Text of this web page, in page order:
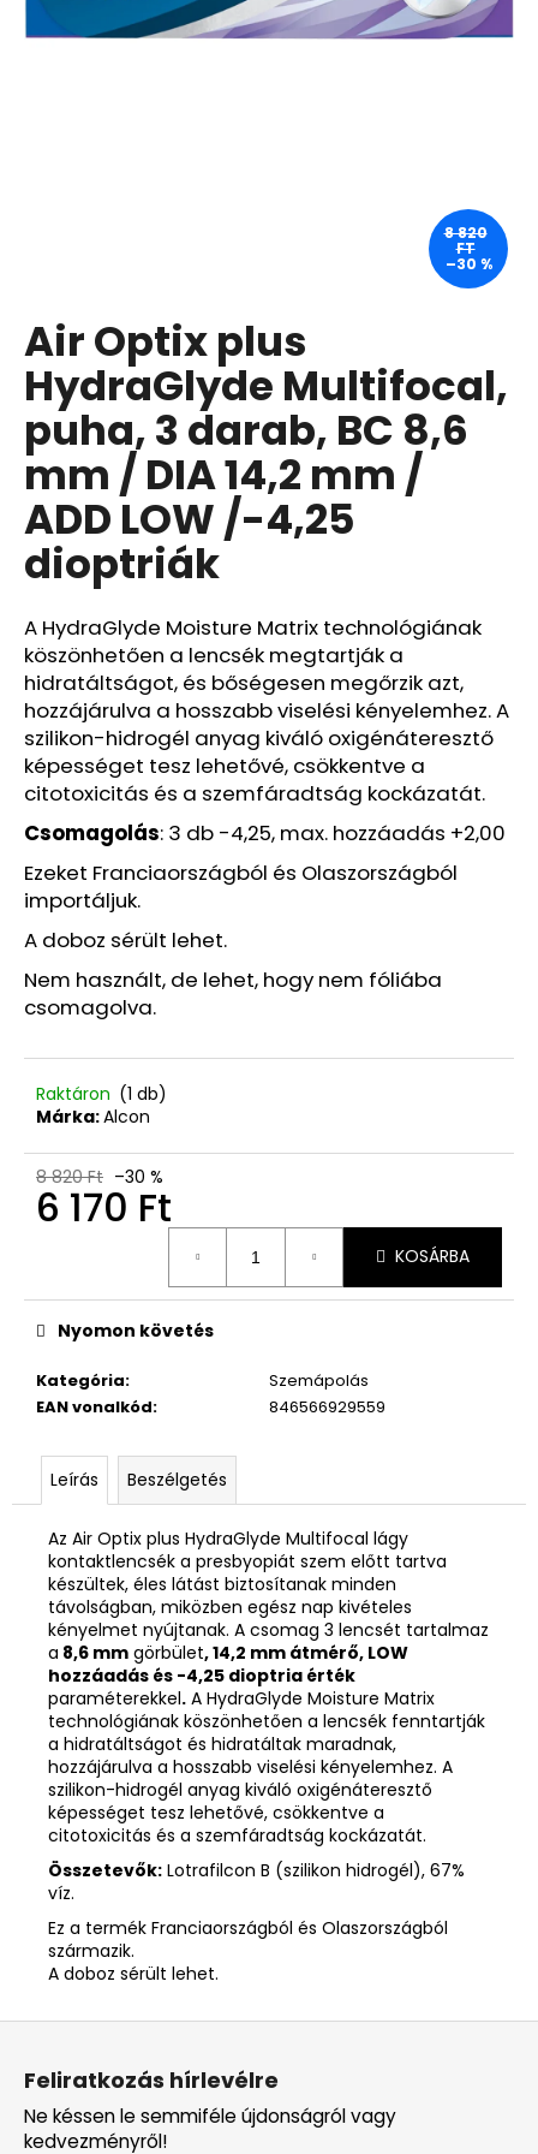
Air Optix plus
HydraGlyde Multifocal,
puha, 3 darab, BC 8,6
mm / DIA 14,2 mm /
ADD LOW /-4,25
dioptriák
A HydraGlyde Moisture Matrix technológiának
köszönhetően a lencsék megtartják a
hidratáltságot, és bőségesen megőrzik azt,
hozzájárulva a hosszabb viselési kényelemhez. A
szilikon-hidrogél anyag kiváló oxigénáteresztő
képességet tesz lehetővé, csökkentve a
citotoxicitás és a szemfáradtság kockázatát.
Csomagolás: 3 db -4,25, max. hozzáadás +2,00
Ezeket Franciaországból és Olaszországból
importáljuk.
A doboz sérült lehet.
Nem használt, de lehet, hogy nem fóliába
csomagolva.
Raktáron (1 db)
Márka:Alcon
8 820 Ft –30 %
6 170 Ft
KOSÁRBA
Kategória:
Szemápolás
EAN vonalkód: 846566929559
Nyomon követés
8 820
FT
–30 %
Leírás Beszélgetés
Az Air Optix plus HydraGlyde Multifocal lágy
kontaktlencsék a presbyopiát szem előtt tartva
készültek, éles látást biztosítanak minden
távolságban, miközben egész nap kivételes
kényelmet nyújtanak. A csomag 3 lencsét tartalmaz
a 8,6 mm görbület, 14,2 mm átmérő, LOW
hozzáadás és -4,25 dioptria érték
paraméterekkel. A HydraGlyde Moisture Matrix
technológiának köszönhetően a lencsék fenntartják
a hidratáltságot és hidratáltak maradnak,
hozzájárulva a hosszabb viselési kényelemhez. A
szilikon-hidrogél anyag kiváló oxigénáteresztő
képességet tesz lehetővé, csökkentve a
citotoxicitás és a szemfáradtság kockázatát.
Összetevők: Lotrafilcon B (szilikon hidrogél), 67%
víz.
Ez a termék Franciaországból és Olaszországból
származik.
A doboz sérült lehet.
MASIL
3
SALON
HAIR
CMC
INTENZÍV
TÁPLÁLÓ
SAMPON
SÉRÜLT
ÉS
TÖRÉKENY
HAJRA
50
800
Ft
Korábbi:
1
680
Ft
L
Feliratkozás hírlevélre
Ne késsen le semmiféle újdonságról vagy
kedvezményről!